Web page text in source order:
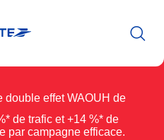
double effet WAOUH de
de trafic et +14 %* de
par campagne efficace.